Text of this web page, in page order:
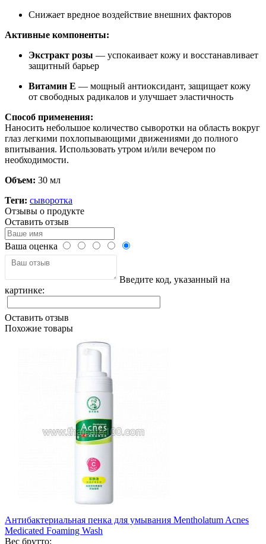
Снижает вредное воздействие внешних факторов
Активные компоненты:
Экстракт розы — успокаивает кожу и восстанавливает
защитный барьер
Витамин Е — мощный антиоксидант, защищает кожу
от свободных радикалов и улучшает эластичность
Способ применения:
Наносить небольшое количество сыворотки на область вокруг
глаз легкими похлопывающими движениями до полного
впитывания. Использовать утром и/или вечером по
необходимости.
Объем: 30 мл
Теги: сыворотка
Отзывы о продукте
Оставить отзыв
Ваша оценка
Введите код, указанный на
картинке:
Оставить отзыв
Похожие товары
Антибактериальная пенка для умывания Mentholatum Acnes
Medicated Foaming Wash
Вес брутто: